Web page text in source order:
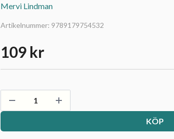
Mervi Lindman
Artikelnummer: 9789179754532
109 kr
KÖP